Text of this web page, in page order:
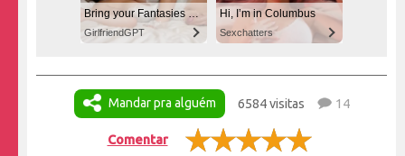
Bring your Fantasies to life
GirlfriendGPT
Hi, I’m in Columbus
Sexchatters
Mandar pra alguém 6584 visitas 14
Comentar